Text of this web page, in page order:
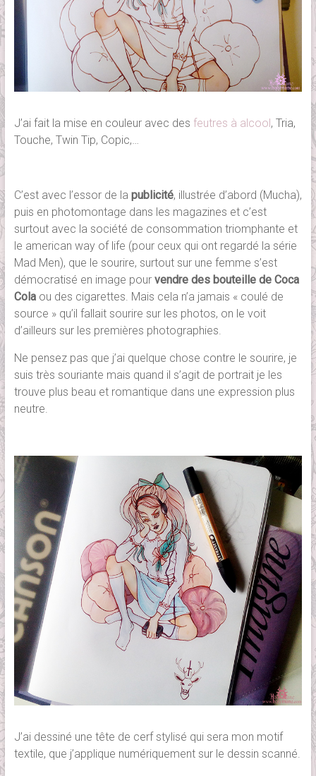
J’ai fait la mise en couleur avec des feutres à alcool , Tria,
Touche, Twin Tip, Copic,…
C’est avec l’essor de la publicité, illustrée d’abord (Mucha),
puis en photomontage dans les magazines et c’est
surtout avec la société de consommation triomphante et
le american way of life (pour ceux qui ont regardé la série
Mad Men), que le sourire, surtout sur une femme s’est
démocratisé en image pour vendre des bouteille de Coca
Colaou des cigarettes. Mais cela n’a jamais « coulé de
source » qu’il fallait sourire sur les photos, on le voit
d’ailleurs sur les premières photographies.
Ne pensez pas que j’ai quelque chose contre le sourire, je
suis très souriante mais quand il s’agit de portrait je les
trouve plus beau et romantique dans une expression plus
neutre.
J’ai dessiné une tête de cerf stylisé qui sera mon motif
textile, que j’applique numériquement sur le dessin scanné.